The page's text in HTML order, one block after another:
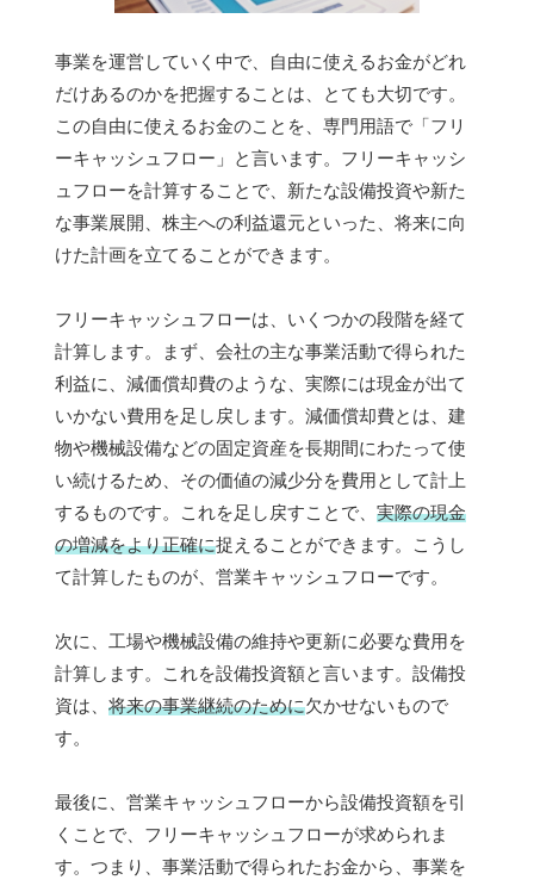
事業を運営していく中で、自由に使えるお金がどれ
だけあるのかを把握することは、とても大切です。
この自由に使えるお金のことを、専門用語で「フリ
ーキャッシュフロー」と言います。フリーキャッシ
ュフローを計算することで、新たな設備投資や新た
な事業展開、株主への利益還元といった、将来に向
けた計画を立てることができます。
フリーキャッシュフローは、いくつかの段階を経て
計算します。まず、会社の主な事業活動で得られた
利益に、減価償却費のような、実際には現金が出て
いかない費用を足し戻します。減価償却費とは、建
物や機械設備などの固定資産を長期間にわたって使
い続けるため、その価値の減少分を費用として計上
するものです。これを足し戻すことで、 実際の現金
の増減をより正確に捉えることができます。こうし
て計算したものが、営業キャッシュフローです。
次に、工場や機械設備の維持や更新に必要な費用を
計算します。これを設備投資額と言います。設備投
資は、 将来の事業継続のために欠かせないもので
す。
最後に、営業キャッシュフローから設備投資額を引
くことで、フリーキャッシュフローが求められま
す。つまり、事業活動で得られたお金から、事業を